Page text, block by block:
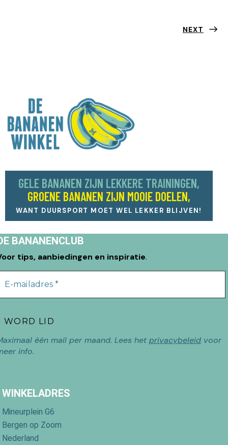
NEXT
GELE BANANEN ZIJN LEKKERE TRAININGEN,
GROENE BANANEN ZIJN MOOIE DOELEN,
WANT DUURSPORT MOET WEL LEKKER BLIJVEN!
BANANENCLUB
tips, aanbiedingen en inspiratie.
één mail per maand. Lees het privacybeleid voor
info.
WINKELADRES
Mineurplein G6
Bergen op Zoom
Nederland